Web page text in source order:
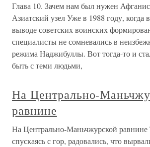
Глава 10. Зачем нам был нужен
Азиатский узел Уже в 1988 году, когда
выводе советских воинских
специалисты не сомневались в
режима Наджибуллы. Вот тогда-то и
быть с теми людьми,
На Центрально-
равнине
На Центрально-Маньчжурской равнине
спускаясь с гор, радовались, что